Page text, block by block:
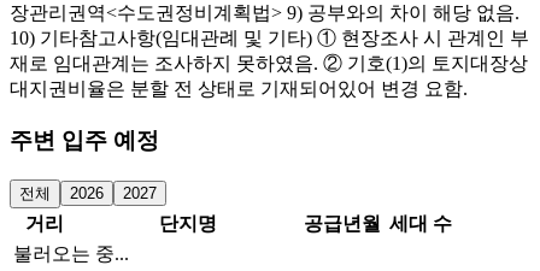
장관리권역<수도권정비계획법> 9) 공부와의 차이 해당 없음.
10) 기타참고사항(임대관례 및 기타) ① 현장조사 시 관계인 부
재로 임대관계는 조사하지 못하였음. ② 기호(1)의 토지대장상
대지권비율은 분할 전 상태로 기재되어있어 변경 요함.
주변 입주 예정
전체 2026 2027
거리 단지명 공급년월 세대 수
불러오는 중...